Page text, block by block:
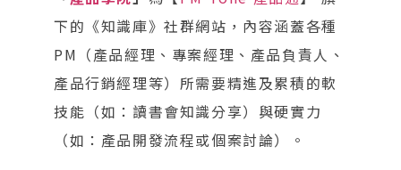
下的《知識庫》社群網站，內容涵蓋各種
PM（產品經理、專案經理、產品負責人、
產品行銷經理等）所需要精進及累積的軟
技能（如：讀書會知識分享）與硬實力
（如：產品開發流程或個案討論）。